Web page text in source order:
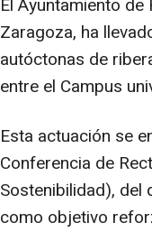
El Ayuntamiento
Zaragoza, ha
autóctonas de
entre el Campus
Esta actuación se
Conferencia de
Sostenibilidad), del
como objetivo